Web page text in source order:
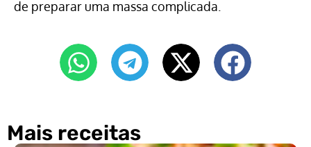
de preparar uma massa complicada.
Mais receitas